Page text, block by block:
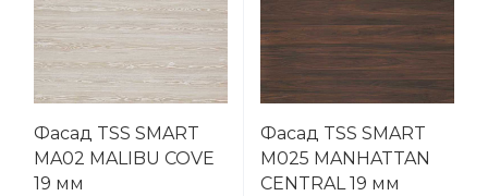
Фасад TSS SMART
MA02 MALIBU COVE
19 мм
Фасад TSS SMART
M025 MANHATTAN
CENTRAL 19 мм